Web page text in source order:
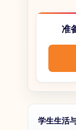
准
学生生活